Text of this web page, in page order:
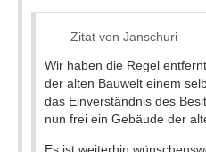
Zitat von Janschuri
Wir haben die Regel
der alten Bauwelt einem
das Einverständnis des
nun frei ein Gebäude der